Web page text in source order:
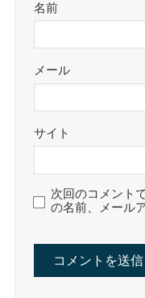
名前
メール
サイト
次回のコメント
の名前、メール